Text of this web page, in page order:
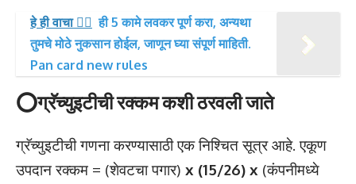
हे ही वाचा 👉🏻 ही 5 कामे लवकर पूर्ण करा, अन्यथा
तुमचे मोठे नुकसान होईल, जाणून घ्या संपूर्ण माहिती.
Pan card new rules
⭕ग्रॅच्युइटीची रक्कम कशी ठरवली जाते
ग्रॅच्युइटीची गणना करण्यासाठी एक निश्चित सूत्र आहे. एकूण
उपदान रक्कम = (शेवटचा पगार) x (15/26) x (कंपनीमध्ये